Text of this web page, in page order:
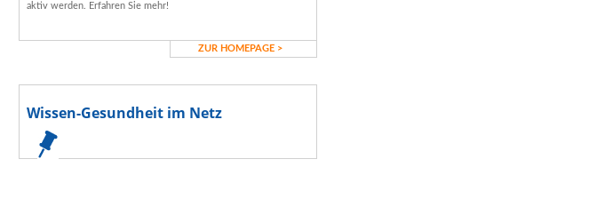
aktiv werden. Erfahren Sie mehr!
ZUR HOMEPAGE >
Wissen-Gesundheit im Netz